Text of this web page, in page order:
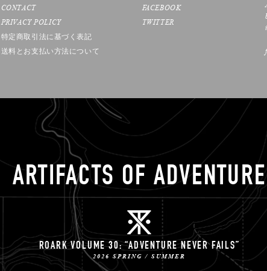
CONTACT
PRIVACY POLICY
特定商取引法に基づく表記
送料とお支払い方法について
FACEBOOK
TWITTER
ARTIFACTS OF ADVENTURE
ROARK VOLUME 30: “ADVENTURE NEVER FAILS”
2026 SPRING / SUMMER